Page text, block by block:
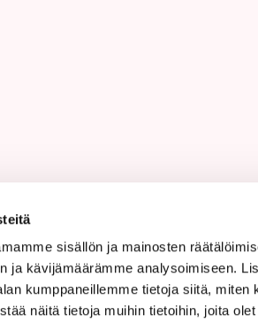
sisällön ja mainosten
ja kävijämäärämme analysoimiseen.
kumppaneillemme tietoja siitä, miten
näitä tietoja muihin tietoihin, joita